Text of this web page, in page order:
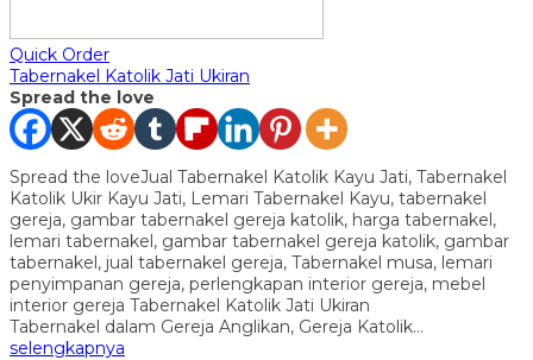
Quick Order
Tabernakel Katolik Jati Ukiran
Spread the love
Spread the loveJual Tabernakel Katolik Kayu Jati, Tabernakel
Katolik Ukir Kayu Jati, Lemari Tabernakel Kayu, tabernakel
gereja, gambar tabernakel gereja katolik, harga tabernakel,
lemari tabernakel, gambar tabernakel gereja katolik, gambar
tabernakel, jual tabernakel gereja, Tabernakel musa, lemari
penyimpanan gereja, perlengkapan interior gereja, mebel
interior gereja Tabernakel Katolik Jati Ukiran
Tabernakel dalam Gereja Anglikan, Gereja Katolik…
selengkapnya